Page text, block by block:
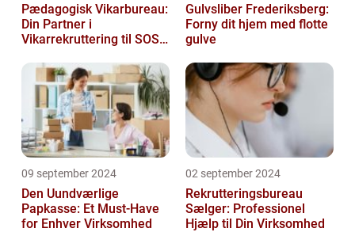
Pædagogisk Vikarbureau:
Din Partner i
Vikarrekruttering til SOSU
Gulvsliber Frederiksberg:
Forny dit hjem med flotte
gulve
09 september 2024
Den Uundværlige
Papkasse: Et Must-Have
for Enhver Virksomhed
02 september 2024
Rekrutteringsbureau
Sælger: Professionel
Hjælp til Din Virksomhed